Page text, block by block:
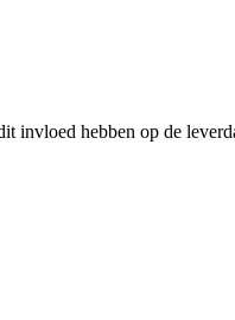
invloed hebben op de